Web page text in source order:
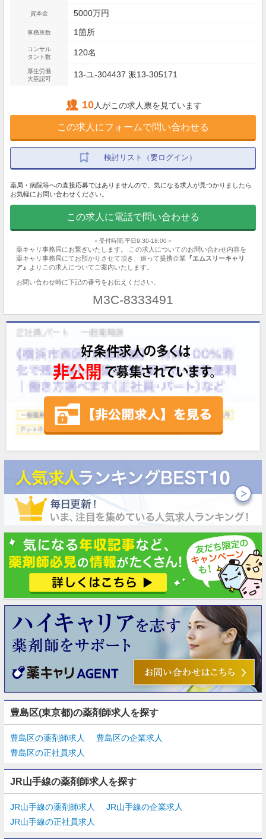
資本金 5000万円
事務所数 1箇所
コンサル
タント数
120名
厚生労働
大臣認可
13-ユ-304437 派13-305171
10人がこの求人票を見ています
この求人にフォームで問い合わせる
検討リスト（要ログイン）
薬局・病院等への直接応募ではありませんので、気になる求人が見つかりましたら
お気軽にお問い合わせください。
この求人に電話で問い合わせる
＜受付時間:平日9:30-18:00＞
薬キャリ事務局にお繋ぎいたします。 この求人についてのお問い合わせ内容を
薬キャリ事務局にてお預かりさせて頂き、追って提携企業 『エムスリーキャリ
ア』
よりこの求人についてご案内いたします。
お問い合わせ時に下記の番号をお伝えください。
M3C-8333491
豊島区(東京都)の薬剤師求人を探す
豊島区の薬剤師求人
豊島区の企業求人
豊島区の正社員求人
JR山手線の薬剤師求人を探す
JR山手線の薬剤師求人
JR山手線の企業求人
JR山手線の正社員求人